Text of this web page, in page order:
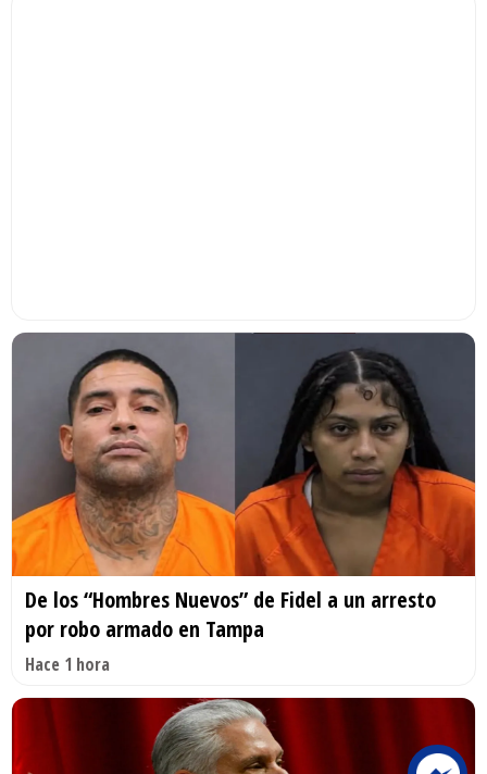
De los “Hombres Nuevos” de Fidel a un arresto
por robo armado en Tampa
Hace 1 hora